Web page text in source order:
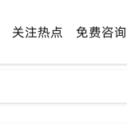
关注热点 免费咨询